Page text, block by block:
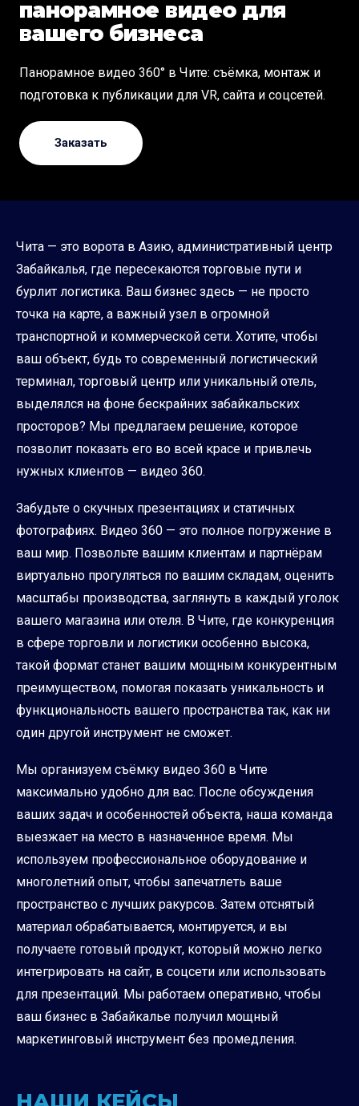
панорамное видео для
вашего бизнеса
Панорамное видео 360° в Чите: съёмка, монтаж и
подготовка к публикации для VR, сайта и соцсетей.
Заказать
Чита — это ворота в Азию, административный центр
Забайкалья, где пересекаются торговые пути и
бурлит логистика. Ваш бизнес здесь — не просто
точка на карте, а важный узел в огромной
транспортной и коммерческой сети. Хотите, чтобы
ваш объект, будь то современный логистический
терминал, торговый центр или уникальный отель,
выделялся на фоне бескрайних забайкальских
просторов? Мы предлагаем решение, которое
позволит показать его во всей красе и привлечь
нужных клиентов — видео 360.
Забудьте о скучных презентациях и статичных
фотографиях. Видео 360 — это полное погружение в
ваш мир. Позвольте вашим клиентам и партнёрам
виртуально прогуляться по вашим складам, оценить
масштабы производства, заглянуть в каждый уголок
вашего магазина или отеля. В Чите, где конкуренция
в сфере торговли и логистики особенно высока,
такой формат станет вашим мощным конкурентным
преимуществом, помогая показать уникальность и
функциональность вашего пространства так, как ни
один другой инструмент не сможет.
Мы организуем съёмку видео 360 в Чите
максимально удобно для вас. После обсуждения
ваших задач и особенностей объекта, наша команда
выезжает на место в назначенное время. Мы
используем профессиональное оборудование и
многолетний опыт, чтобы запечатлеть ваше
пространство с лучших ракурсов. Затем отснятый
материал обрабатывается, монтируется, и вы
получаете готовый продукт, который можно легко
интегрировать на сайт, в соцсети или использовать
для презентаций. Мы работаем оперативно, чтобы
ваш бизнес в Забайкалье получил мощный
маркетинговый инструмент без промедления.